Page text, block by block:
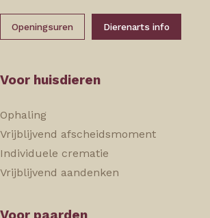
Openingsuren Dierenarts info
Voor huisdieren
Ophaling
Vrijblijvend afscheidsmoment
Individuele crematie
Vrijblijvend aandenken